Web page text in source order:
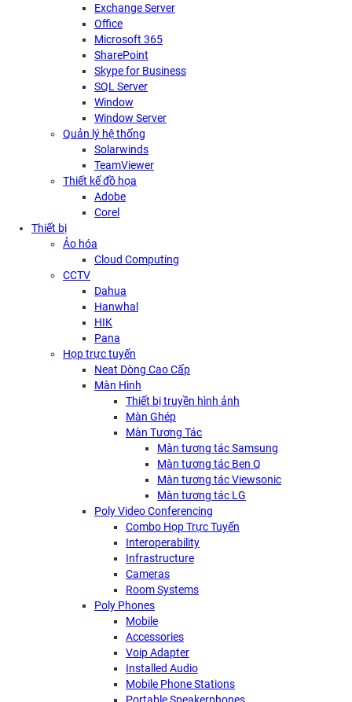
Exchange Server
Office
Microsoft 365
SharePoint
Skype for Business
SQL Server
Window
Window Server
Quản lý hệ thống
Solarwinds
TeamViewer
Thiết kế đồ họa
Adobe
Corel
Thiết bị
Ảo hóa
Cloud Computing
CCTV
Dahua
Hanwhal
HIK
Pana
Họp trực tuyến
Neat Dòng Cao Cấp
Màn Hình
Thiết bị truyền hình ảnh
Màn Ghép
Màn Tương Tác
Màn tương tác Samsung
Màn tương tác Ben Q
Màn tương tác Viewsonic
Màn tương tác LG
Poly Video Conferencing
Combo Họp Trực Tuyến
Interoperability
Infrastructure
Cameras
Room Systems
Poly Phones
Mobile
Accessories
Voip Adapter
Installed Audio
Mobile Phone Stations